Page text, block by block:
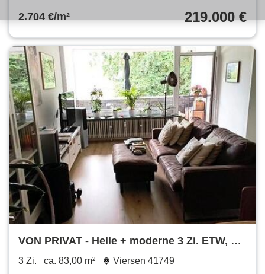
2.704 €/m² 219.000 €
VON PRIVAT - Helle + moderne 3 Zi. ETW, 83
m², zu verkaufen.
3 Zi. ca. 83,00 m² Viersen 41749